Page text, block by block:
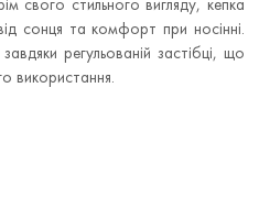
сонця та комфорт при носінні.
регульованій застібці, що
використання.